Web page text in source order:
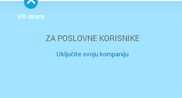
ZA POSLOVNE KORISNIKE
Uključite svoju kompaniju
Vrh strane